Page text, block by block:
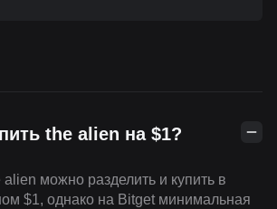
the alien на $1?
alien можно разделить и купить в
$1, однако на Bitget минимальная